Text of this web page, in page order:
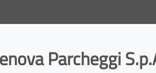
Parcheggi